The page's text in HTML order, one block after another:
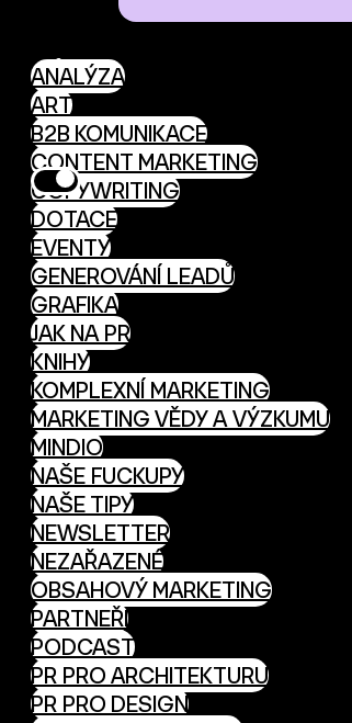
ANALÝZA
ART
B2B KOMUNIKACE
CONTENT MARKETING
COPYWRITING
DOTACE
EVENTY
GENEROVÁNÍ LEADŮ
GRAFIKA
JAK NA PR
KNIHY
KOMPLEXNÍ MARKETING
MARKETING VĚDY A VÝZKUMU
MINDIO
NAŠE FUCKUPY
NAŠE TIPY
NEWSLETTER
NEZAŘAZENÉ
OBSAHOVÝ MARKETING
PARTNEŘI
PODCAST
PR PRO ARCHITEKTURU
PR PRO DESIGN